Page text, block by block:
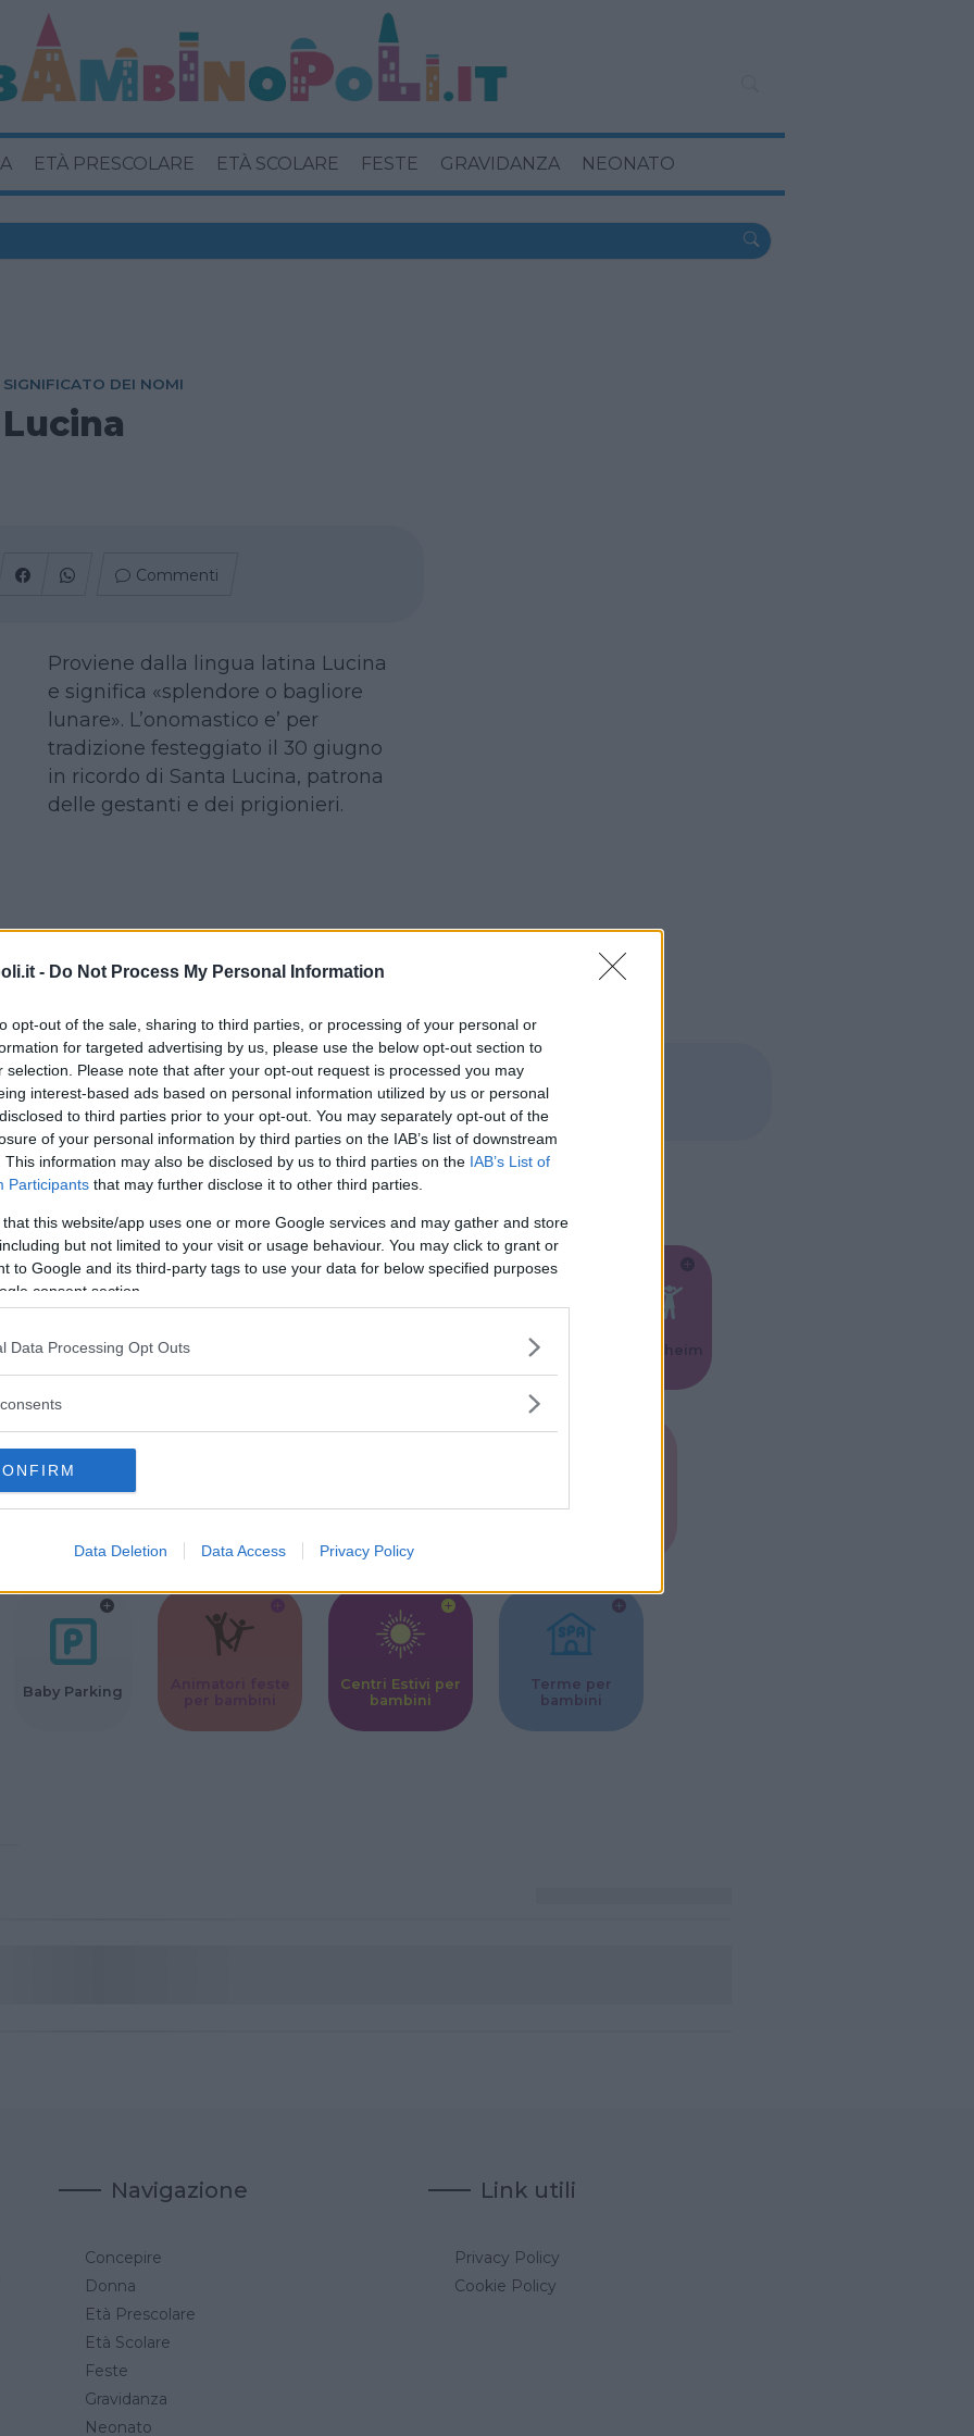
- Do Not Process My Personal Information
opt-out of the sale, sharing to third parties, or processing of your personal or
for targeted advertising by us, please use the below opt-out section to
selection. Please note that after your opt-out request is processed you may
interest-based ads based on personal information utilized by us or personal
to third parties prior to your opt-out. You may separately opt-out of the
of your personal information by third parties on the IAB’s list of downstream
This information may also be disclosed by us to third parties on the IAB’s List of
Participants that may further disclose it to other third parties.
that this website/app uses one or more Google services and may gather and store
but not limited to your visit or usage behaviour. You may click to grant or
to Google and its third-party tags to use your data for below specified purposes
consent section.
Data Processing Opt Outs
Data Deletion Data Access Privacy Policy
ETÀ PRESCOLARE ETÀ SCOLARE FESTE GRAVIDANZA NEONATO
SIGNIFICATO DEI NOMI
Lucina
Commenti
Proviene dalla lingua latina Lucina
e significa «splendore o bagliore
lunare». L’onomastico e’ per
tradizione festeggiato il 30 giugno
in ricordo di Santa Lucina, patrona
delle gestanti e dei prigionieri.
SHARE Commenti
Corsi di Lingua
per bambini
bambini
Feste Kinderheim
Corsi Sportivi
Ludoteca per
Musei per
Baby Parking
Centri Estivi per
bambini
Terme per
bambini
Navigazione
Concepire
Donna
Età Prescolare
Età Scolare
Feste
Gravidanza
Neonato
Link utili
Privacy Policy
Cookie Policy